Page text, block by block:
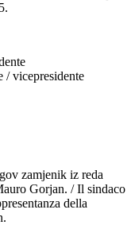
/ vicepresidente
zamjenik iz reda
Gorjan. / Il sindaco
della